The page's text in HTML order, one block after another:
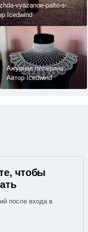
vyazanoe-palto-s-
Icedwind
Ажурная пелерина.
Автор Icedwind
чтобы
после входа в